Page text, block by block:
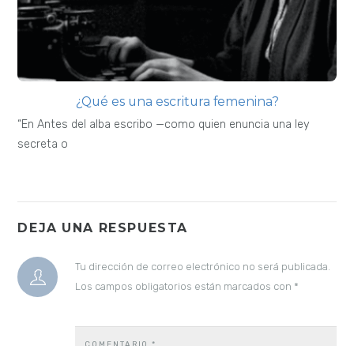
¿Qué es una escritura femenina?
“En Antes del alba escribo —como quien enuncia una ley
secreta o
DEJA UNA RESPUESTA
Tu dirección de correo electrónico no será publicada.
Los campos obligatorios están marcados con *